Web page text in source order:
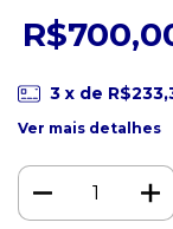
3 x de
Ver mais detalhes